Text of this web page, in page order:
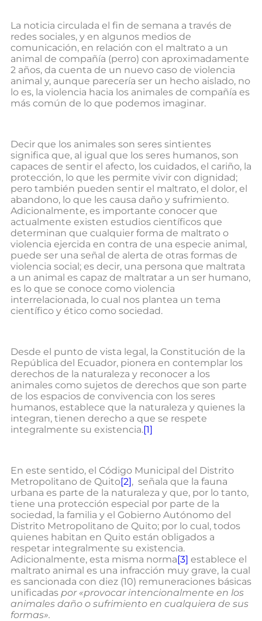
La noticia circulada el fin de semana a través de
redes sociales, y en algunos medios de
comunicación, en relación con el maltrato a un
animal de compañía (perro) con aproximadamente
2 años, da cuenta de un nuevo caso de violencia
animal y, aunque parecería ser un hecho aislado, no
lo es, la violencia hacia los animales de compañía es
más común de lo que podemos imaginar.
Decir que los animales son seres sintientes
significa que, al igual que los seres humanos, son
capaces de sentir el afecto, los cuidados, el cariño, la
protección, lo que les permite vivir con dignidad;
pero también pueden sentir el maltrato, el dolor, el
abandono, lo que les causa daño y sufrimiento.
Adicionalmente, es importante conocer que
actualmente existen estudios científicos que
determinan que cualquier forma de maltrato o
violencia ejercida en contra de una especie animal,
puede ser una señal de alerta de otras formas de
violencia social; es decir, una persona que maltrata
a un animal es capaz de maltratar a un ser humano,
es lo que se conoce como violencia
interrelacionada, lo cual nos plantea un tema
científico y ético como sociedad.
Desde el punto de vista legal, la Constitución de la
República del Ecuador, pionera en contemplar los
derechos de la naturaleza y reconocer a los
animales como sujetos de derechos que son parte
de los espacios de convivencia con los seres
humanos, establece que la naturaleza y quienes la
integran, tienen derecho a que se respete
integralmente su existencia.[1]
En este sentido, el Código Municipal del Distrito
Metropolitano de Quito[2], señala que la fauna
urbana es parte de la naturaleza y que, por lo tanto,
tiene una protección especial por parte de la
sociedad, la familia y el Gobierno Autónomo del
Distrito Metropolitano de Quito; por lo cual, todos
quienes habitan en Quito están obligados a
respetar integralmente su existencia.
Adicionalmente, esta misma norma[3] establece el
maltrato animal es una infracción muy grave, la cual
es sancionada con diez (10) remuneraciones básicas
unificadas por «provocar intencionalmente en los
animales daño o sufrimiento en cualquiera de sus
formas».